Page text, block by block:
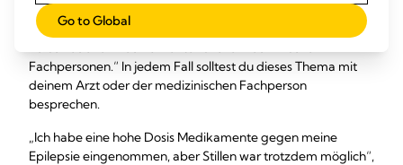
Schwangerschaft mit deinem Arzt oder Spezialisten
besprechen. Es gibt Checklisten zur Sicherheit
Fachpersonen.“ In jedem Fall solltest du dieses Thema mit
deinem Arzt oder der medizinischen Fachperson
besprechen.
„Ich habe eine hohe Dosis Medikamente gegen meine
Epilepsie eingenommen, aber Stillen war trotzdem möglich“,
Go to Global